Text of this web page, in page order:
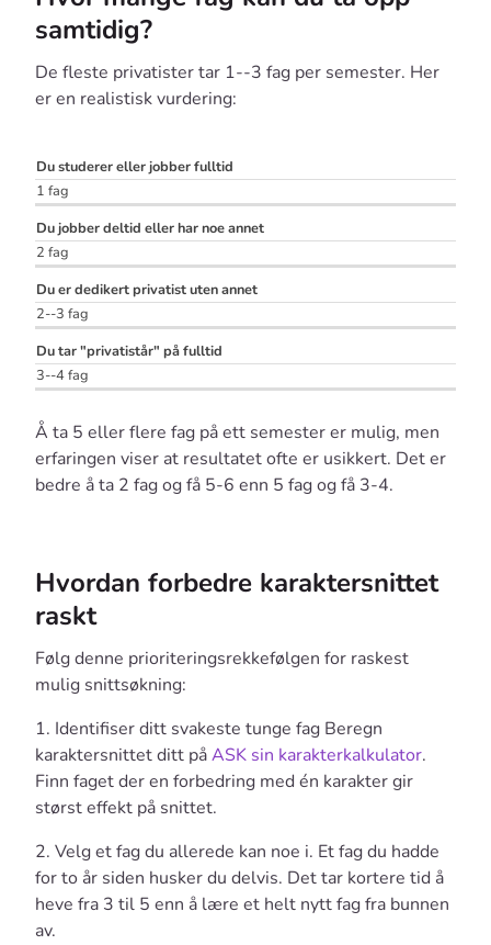
samtidig?
De fleste privatister tar 1--3 fag per semester. Her
er en realistisk vurdering:
Situasjon
Anbefalt
antall
fag
Du studerer eller jobber fulltid
1 fag
Du jobber deltid eller har noe annet
2 fag
Du er dedikert privatist uten annet
2--3 fag
Du tar "privatistår" på fulltid
3--4 fag
Å ta 5 eller flere fag på ett semester er mulig, men
erfaringen viser at resultatet ofte er usikkert. Det er
bedre å ta 2 fag og få 5-6 enn 5 fag og få 3-4.
Hvordan forbedre karaktersnittet
raskt
Følg denne prioriteringsrekkefølgen for raskest
mulig snittsøkning:
1. Identifiser ditt svakeste tunge fag Beregn
karaktersnittet ditt påASK sin karakterkalkulator.
Finn faget der en forbedring med én karakter gir
størst effekt på snittet.
2. Velg et fag du allerede kan noe i. Et fag du hadde
for to år siden husker du delvis. Det tar kortere tid å
heve fra 3 til 5 enn å lære et helt nytt fag fra bunnen
av.